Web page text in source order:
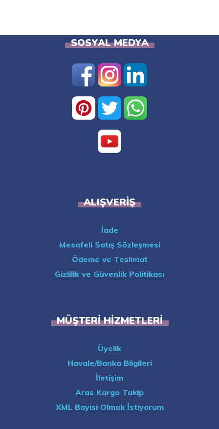
SOSYAL MEDYA
ALIŞVERIŞ
İade
Mesafeli Satış Sözleşmesi
Ödeme ve Teslimat
Gizlilik ve Güvenlik Politikası
MÜŞTERI HIZMETLERI
Üyelik
Havale/Banka Bilgileri
İletişim
Aras Kargo Takip
XML Bayisi Olmak İstiyorum